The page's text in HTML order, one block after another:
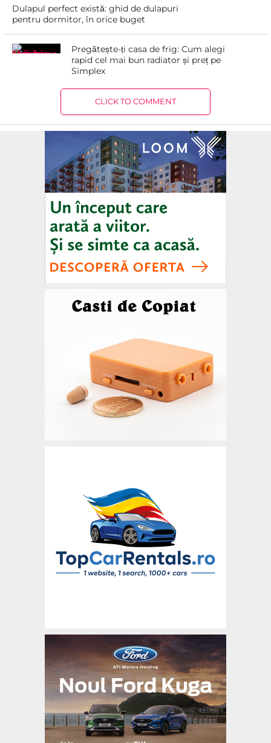
Dulapul perfect există: ghid de dulapuri
pentru dormitor, în orice buget
Pregătește-ți casa de frig: Cum alegi
rapid cel mai bun radiator și preț pe
Simplex
CLICK TO COMMENT